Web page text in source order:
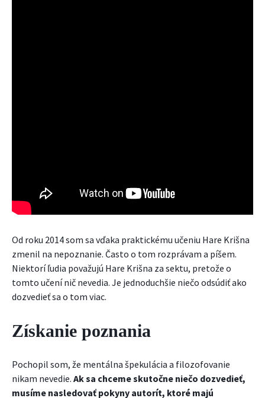
Od roku 2014 som sa vďaka praktickému učeniu Hare Krišna
zmenil na nepoznanie. Často o tom rozprávam a píšem.
Niektorí ľudia považujú Hare Krišna za sektu, pretože o
tomto učení nič nevedia. Je jednoduchšie niečo odsúdiť ako
dozvedieť sa o tom viac.
Získanie poznania
Pochopil som, že mentálna špekulácia a filozofovanie
nikam nevedie. Ak sa chceme skutočne niečo dozvedieť,
musíme nasledovať pokyny autorít, ktoré majú